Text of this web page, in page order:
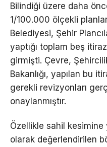
Bilindiği üzere daha
1/100.000 ölçekli
Belediyesi, Şehir
yaptığı toplam beş
girmişti. Çevre,
Bakanlığı, yapılan bu
gerekli revizyonları
onaylanmıştır.
Özellikle sahil kesimine
olarak değerlendirilen